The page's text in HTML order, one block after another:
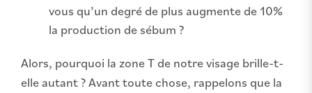
vous qu’un degré de plus augmente de 10%
la production de sébum ?
Alors, pourquoi la zone T de notre visage brille-t-
elle autant ? Avant toute chose, rappelons que la